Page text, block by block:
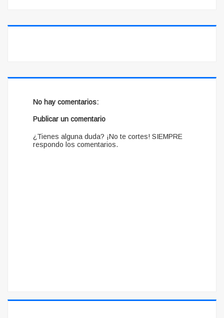
No hay comentarios:
Publicar un comentario
¿Tienes alguna duda? ¡No te cortes! SIEMPRE
respondo los comentarios.